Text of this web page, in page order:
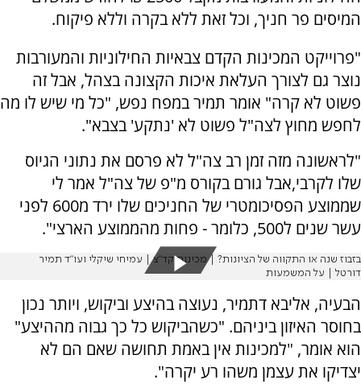
המיסים פר חניך, וכל זאת ללא בקרה וללא פיקוח.
"פרוייקט המכינות הקדם צבאיות החילוניות והמעורבות
נוצר גם לצורך העלאת איכות הקצונה בצהל, אבל זה
פשוט לא קרה" אומר תמיר במפח נפש, "כל מי שיש לו מה
לחפש מחוץ לצה"ל פשוט לא 'נתקע' בצבא".
"לראשונה מזה זמן רב צה"ל לא פרסם את נתוני הגיוס
שלו לקרבי,אבל גורם בקורס מ"פ של צה"ל אמר לי
שממוצע הפסיכומטרי של החניכים שלו ירד מ600 לפני
עשר שנים ל500, כלומר - פחות מהממוצע הארצי".
בזבוז שנה או התקווה של הציונות? | מכינות קד"צ | עמיחי שיקלי ועו"ד תמיר
דורטל | על המשמעות
הבעיה, אליבא דתמיר, נעוצה בהיצע וביקוש, ויותר נכון
בחוסר האיזון ביניהם. "כשהביקוש כל כך גבוה מההיצע"
הוא אומר, "למכינות אין באמת תחושה שאם הם לא
יצדיקו את עצמן משהו רע יקרה".